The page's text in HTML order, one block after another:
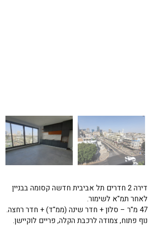
דירה 2 חדרים תל אביבית חדשה קסומה בבניין
לאחר תמ"א לשימור.
47 מ"ר – סלון + חדר שינה (ממ"ד) + חדר רחצה.
נוף פתוח, צמודה לרכבת הקלה, פריים לוקיישן.